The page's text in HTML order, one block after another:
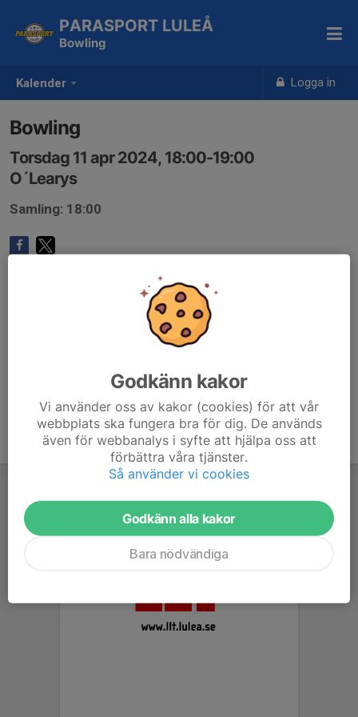
Kalender Logga in
PARASPORT LULEÅ
Bowling
Bowling
Torsdag 11 apr 2024, 18:00-19:00
O´Learys
Samling: 18:00
Godkänn kakor
Vi använder oss av kakor (cookies) för att vår
webbplats ska fungera bra för dig. De används
även för webbanalys i syfte att hjälpa oss att
förbättra våra tjänster.
Så använder vi cookies
Godkänn alla kakor
Bara nödvändiga